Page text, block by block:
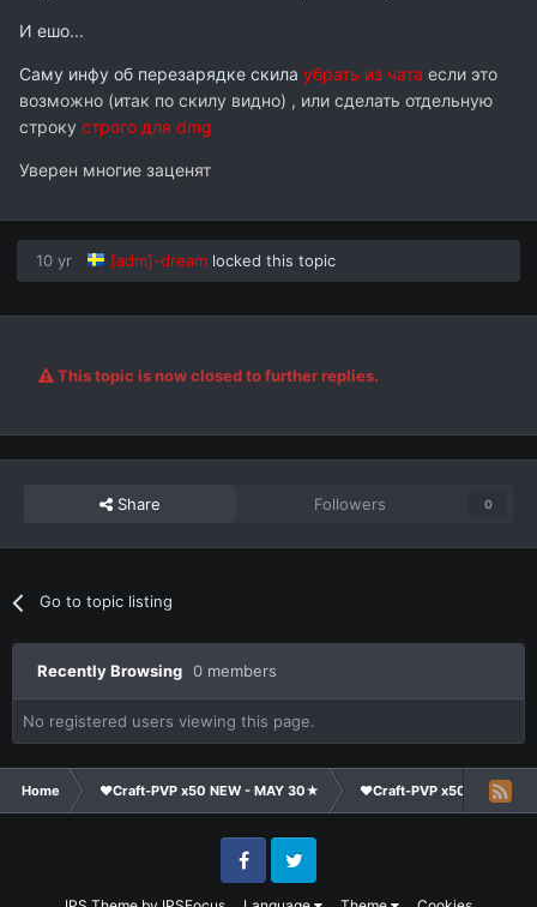
И ешо...
Саму инфу об перезарядке скила убрать из чата если это
возможно (итак по скилу видно) , или сделать отдельную
строку строго для dmg
Уверен многие заценят
10 yr [adm]-dream locked this topic
This topic is now closed to further replies.
Share Followers 0
Go to topic listing
Recently Browsing 0 members
No registered users viewing this page.
Home ❤Craft-PVP x50 NEW - MAY 30★ ❤Craft-PVP x50★
FacebookTwitter